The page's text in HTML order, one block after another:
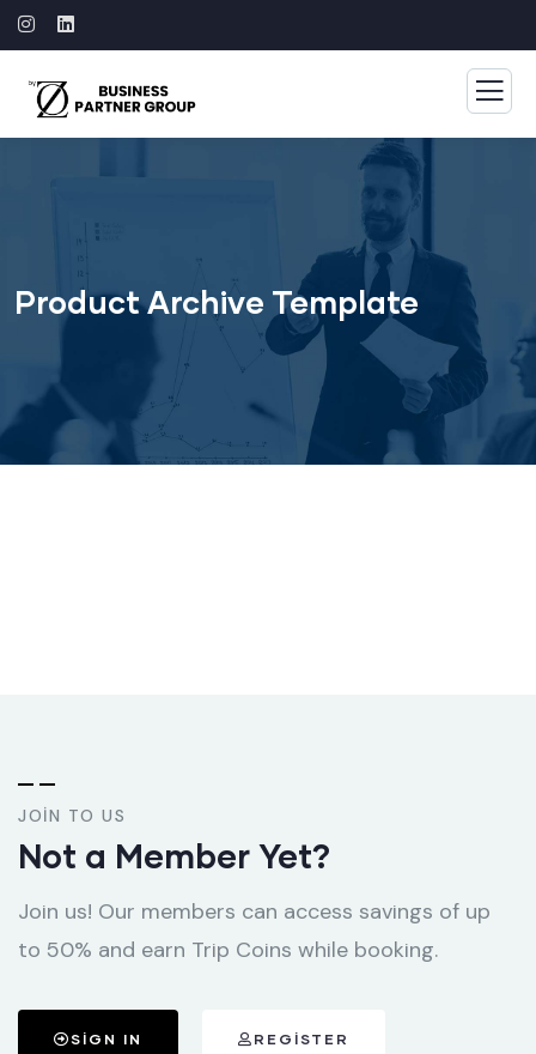
Product Archive Template
JOIN TO US
Not a Member Yet?
Join us! Our members can access savings of up
to 50% and earn Trip Coins while booking.
SIGN IN REGISTER